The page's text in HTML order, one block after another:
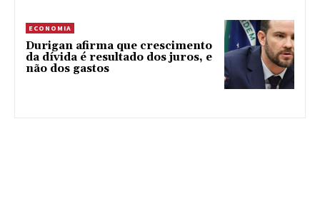
ECONOMIA
Durigan afirma que crescimento
da dívida é resultado dos juros, e
não dos gastos